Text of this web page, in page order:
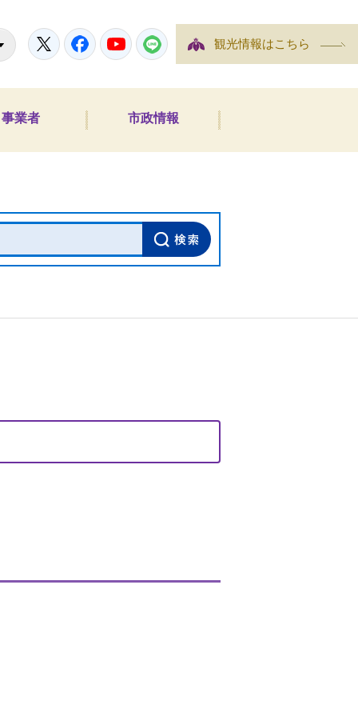
TwitterFacebookYoutubeLINE 観光情報はこちら
事業者 市政情報